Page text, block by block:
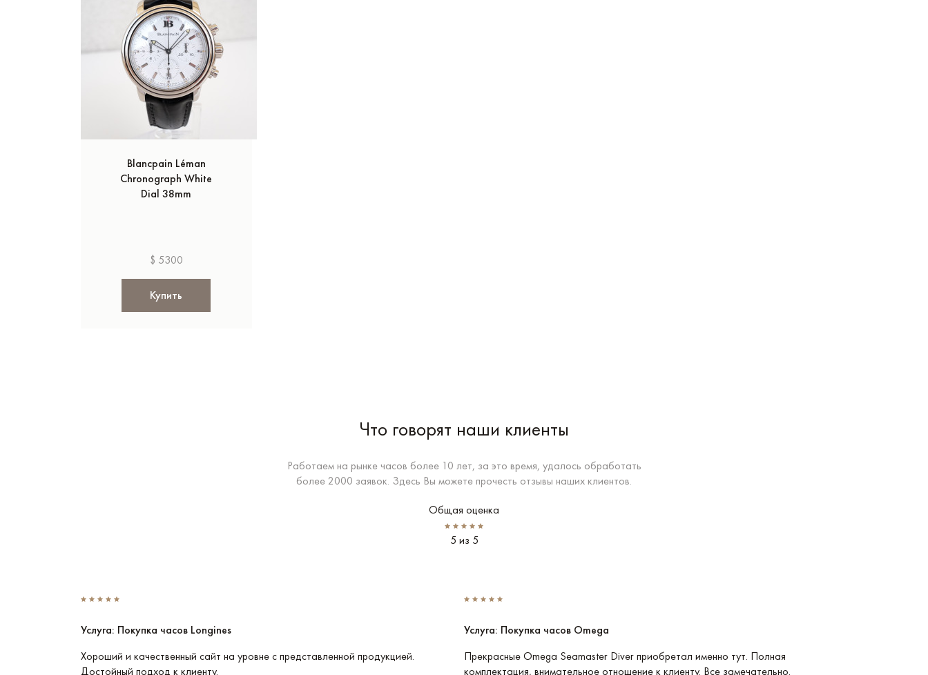
Blancpain Léman
Chronograph White
Dial 38mm
$ 5300
Купить
Что говорят наши клиенты
Работаем на рынке часов более 10 лет, за это время, удалось обработать
более 2000 заявок. Здесь Вы можете прочесть отзывы наших клиентов.
Общая оценка
5 из 5
Услуга: Покупка часов Longines
Хороший и качественный сайт на уровне с представленной продукцией.
Достойный подход к клиенту.
Услуга: Покупка часов Omega
Прекрасные Omega Seamaster Diver приобретал именно тут. Полная
комплектация, внимательное отношение к клиенту. Все замечательно.